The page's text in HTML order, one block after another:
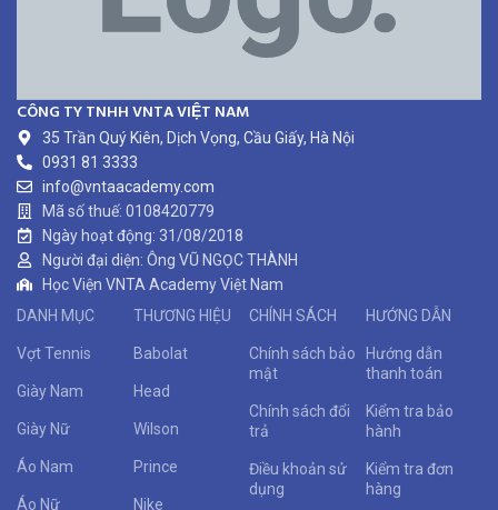
CÔNG TY TNHH VNTA VIỆT NAM
35 Trần Quý Kiên, Dịch Vọng, Cầu Giấy, Hà Nội
0931 81 3333
info@vntaacademy.com
Mã số thuế: 0108420779
Ngày hoạt động: 31/08/2018
Người đại diện: Ông VŨ NGỌC THÀNH
Học Viện VNTA Academy Việt Nam
DANH MỤC
Vợt Tennis
Giày Nam
Giày Nữ
Áo Nam
Áo Nữ
THƯƠNG HIỆU
Babolat
Head
Wilson
Prince
Nike
CHÍNH SÁCH
Chính sách bảo
mật
Chính sách đổi
trả
Điều khoản sử
dụng
HƯỚNG DẪN
Hướng dẫn
thanh toán
Kiểm tra bảo
hành
Kiểm tra đơn
hàng